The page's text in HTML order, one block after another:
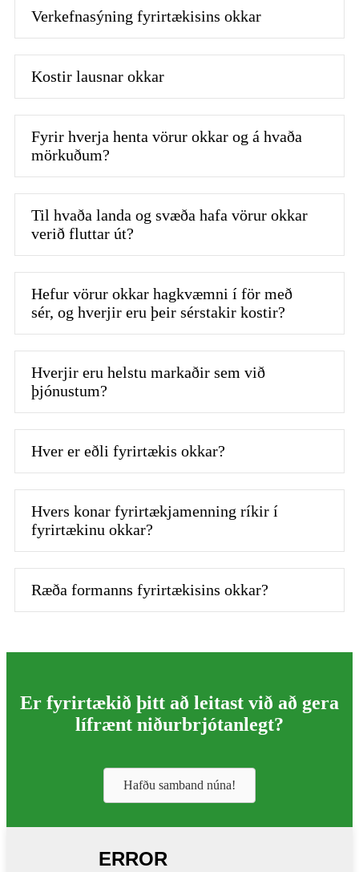
Verkefnasýning fyrirtækisins okkar
Kostir lausnar okkar
Fyrir hverja henta vörur okkar og á hvaða
mörkuðum?
Til hvaða landa og svæða hafa vörur okkar
verið fluttar út?
Hefur vörur okkar hagkvæmni í för með
sér, og hverjir eru þeir sérstakir kostir?
Hverjir eru helstu markaðir sem við
þjónustum?
Hver er eðli fyrirtækis okkar?
Hvers konar fyrirtækjamenning ríkir í
fyrirtækinu okkar?
Ræða formanns fyrirtækisins okkar?
Er fyrirtækið þitt að leitast við að gera
lífrænt niðurbrjótanlegt?
Hafðu samband núna!